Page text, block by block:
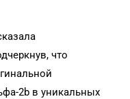
что
2b в уникальных